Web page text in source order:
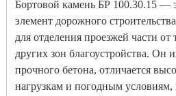
Бортовой камень БР 100.30.15 —
элемент дорожного
для отделения проезжей части от
других зон благоустройства. Он
прочного бетона, отличается
нагрузкам и погодным